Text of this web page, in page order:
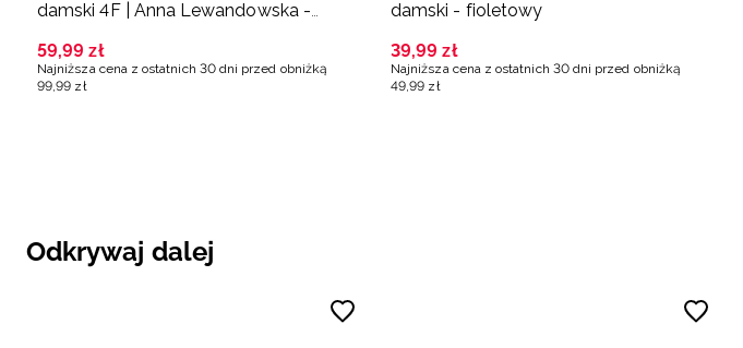
damski 4F | Anna Lewandowska -
59,99 zł
Najniższa cena z ostatnich 30 dni przed obniżką
99 ,99 zł
damski - fioletowy
39,99 zł
Najniższa cena z ostatnich 30 dni przed obniżką
49 ,99 zł
Odkrywaj dalej